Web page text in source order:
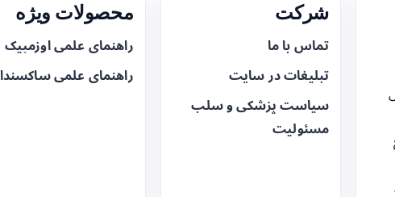
شرکت
تماس با ما
تبلیغات در سایت
سیاست پزشکی و سلب
مسئولیت
محصولات ویژه
راهنمای علمی اوزمپیک
راهنمای علمی ساکسندا